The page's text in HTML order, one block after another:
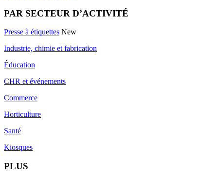
PAR SECTEUR D’ACTIVITÉ
Presse à étiquettes New
Industrie, chimie et fabrication
Éducation
CHR et événements
Commerce
Horticulture
Santé
Kiosques
PLUS